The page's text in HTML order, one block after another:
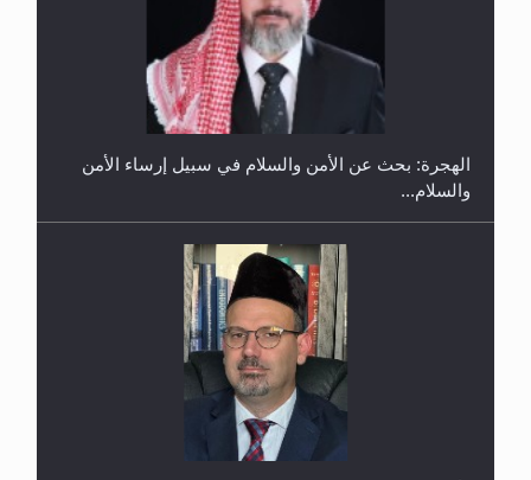
إتمام حفظ القرآن الكريم لثلاثة طلاب من مدرسة الحفظ
حفل توزيع الشهادات في الجامعة الأحمدية بنيجيريا لعام
الهجرة: بحث عن الأمن والسلام في سبيل إرساء الأمن
والسلام...